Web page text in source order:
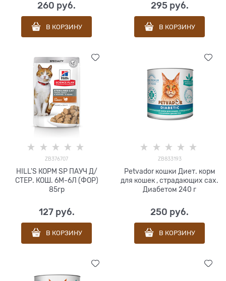
260 руб.
В КОРЗИНУ
295 руб.
В КОРЗИНУ
ZB376707
HILL'S КОРМ SP ПАУЧ Д/
СТЕР. КОШ. 6М-6Л (ФОР)
85гр
127 руб.
В КОРЗИНУ
ZB833193
Petvador кошки Диет. корм
для кошек , страдающих сах.
Диабетом 240 г
250 руб.
В КОРЗИНУ